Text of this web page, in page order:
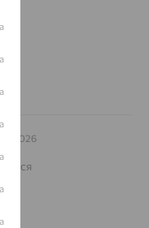
– 2026